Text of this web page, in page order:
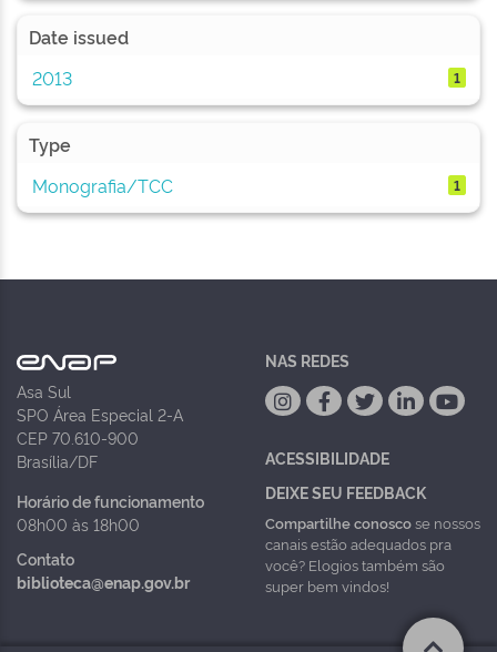
Date issued
2013
1
Type
Monografia/TCC
1
Asa Sul
SPO Área Especial 2-A
CEP 70.610-900
Brasília/DF
Horário de funcionamento
08h00 às 18h00
Contato
biblioteca@enap.gov.br
NAS REDES
ACESSIBILIDADE
DEIXE SEU FEEDBACK
Compartilhe conoscose nossos
canais estão adequados pra
você? Elogios também são
super bem vindos!